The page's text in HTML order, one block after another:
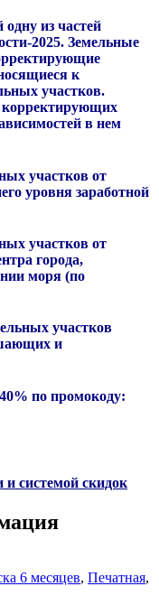
из частей
2025. Земельные
к
участков.
в нем
участков от
уровня заработной
участков от
города,
моря (по
участков
и
по промокоду:
и системой скидок
6 месяцев, Печатная,